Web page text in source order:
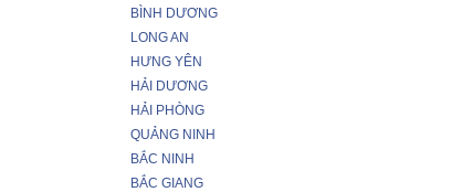
BÌNH DƯƠNG
LONG AN
HƯNG YÊN
HẢI DƯƠNG
HẢI PHÒNG
QUẢNG NINH
BẮC NINH
BẮC GIANG